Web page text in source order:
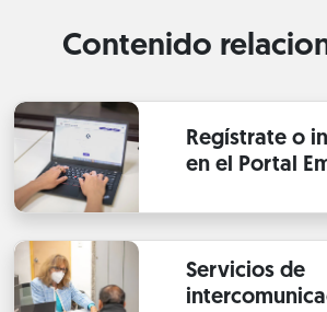
Contenido
Regístrate o
en el Portal
Servicios de